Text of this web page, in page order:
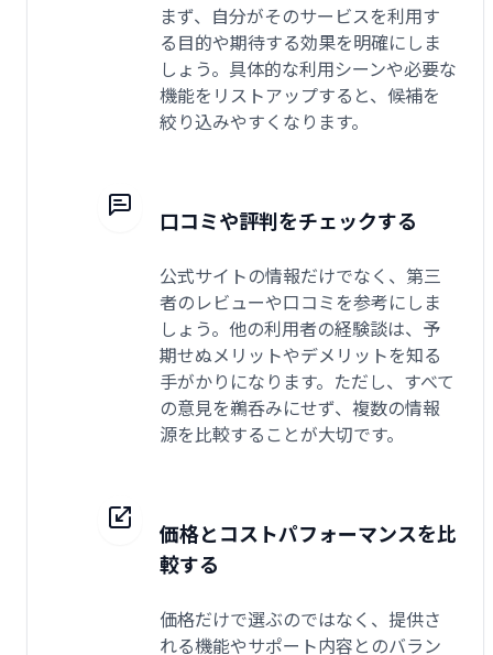
まず、自分がそのサービスを利用す
る目的や期待する効果を明確にしま
しょう。具体的な利用シーンや必要な
機能をリストアップすると、候補を
絞り込みやすくなります。
口コミや評判をチェックする
公式サイトの情報だけでなく、第三
者のレビューや口コミを参考にしま
しょう。他の利用者の経験談は、予
期せぬメリットやデメリットを知る
手がかりになります。ただし、すべて
の意見を鵜呑みにせず、複数の情報
源を比較することが大切です。
価格とコストパフォーマンスを比
較する
価格だけで選ぶのではなく、提供さ
れる機能やサポート内容とのバラン